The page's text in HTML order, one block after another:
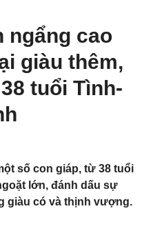
ngẩng cao
giàu thêm,
tuổi Tình-
số con giáp, từ 38 tuổi
lớn, đánh dấu sự
giàu có và thịnh vượng.